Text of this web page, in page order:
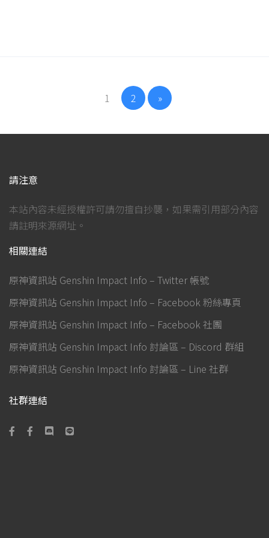
1 2 »
請注意
本站內容未經授權許可請勿擅自抄襲，如果需引用部分內容
請註明來源網址。
相關連結
原神資訊站 Genshin Impact Info – Twitter 帳號
原神資訊站 Genshin Impact Info – Facebook 粉絲專頁
原神資訊站 Genshin Impact Info – Facebook 社團
原神資訊站 Genshin Impact Info 討論區 – Discord 群組
原神資訊站 Genshin Impact Info 討論區 – Line 社群
社群連結